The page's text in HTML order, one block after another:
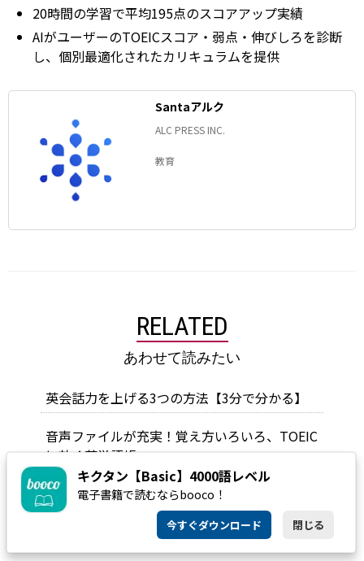
20時間の学習で平均195点のスコアアップ実績
AIがユーザーのTOEICスコア・弱点・伸びしろを診断
し、個別最適化されたカリキュラムを提供
Santaアルク
ALC PRESS INC.
教育
RELATED
あわせて読みたい
英会話力を上げる3つの方法【3分で分かる】
音声ファイルが充実！覚え方いろいろ、TOEIC
に効く英単語帳
【電子書籍で英語学習】おすすめ本を一挙紹
介！音声無料DLも！英単語・フレーズ、英文
法、TOEIC、英会話、翻訳・多読ほか
キクタン【Basic】4000語レベル
電子書籍で読むならbooco！
今すぐダウンロード 閉じる